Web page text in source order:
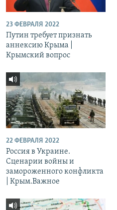
23 ФЕВРАЛЯ 2022
Путин требует признать
аннексию Крыма |
Крымский вопрос
22 ФЕВРАЛЯ 2022
Россия в Украине.
Сценарии войны и
замороженного конфликта
| Крым.Важное